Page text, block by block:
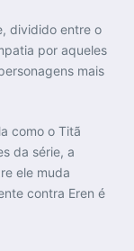
dividido entre o
por aqueles
mais
como o Titã
da série, a
ele muda
contra Eren é